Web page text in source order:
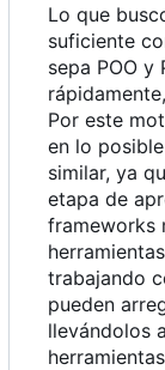
Lo que
suficiente
sepa POO y
Por este
en lo
similar, ya
etapa de
frameworks
trabajando
pueden
llevándolos